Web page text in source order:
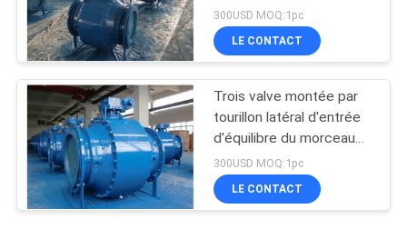
Soupape à vanne
posée résiliente
tourillon
300USD MOQ:1pc
LE CONTACT
Trois valve montée par
tourillon latéral d'entrée
d'équilibre du morceau
SS410
300USD MOQ:1pc
LE CONTACT